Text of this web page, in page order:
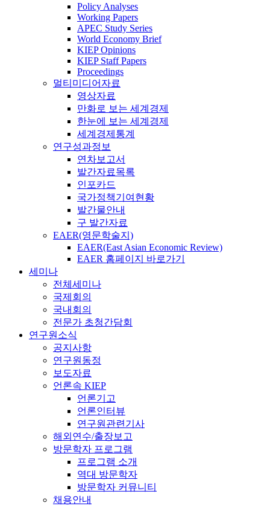
Policy Analyses
Working Papers
APEC Study Series
World Economy Brief
KIEP Opinions
KIEP Staff Papers
Proceedings
멀티미디어자료
영상자료
만화로 보는 세계경제
한눈에 보는 세계경제
세계경제통계
연구성과정보
연차보고서
발간자료목록
인포카드
국가정책기여현황
발간물안내
구 발간자료
EAER(영문학술지)
EAER(East Asian Economic Review)
EAER 홈페이지 바로가기
세미나
전체세미나
국제회의
국내회의
전문가 초청간담회
연구원소식
공지사항
연구원동정
보도자료
언론속 KIEP
언론기고
언론인터뷰
연구원관련기사
해외연수/출장보고
방문학자 프로그램
프로그램 소개
역대 방문학자
방문학자 커뮤니티
채용안내